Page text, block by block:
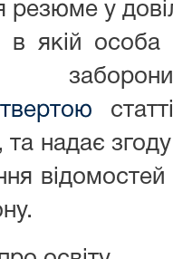
резюме у
в якій особа
надає
відомостей